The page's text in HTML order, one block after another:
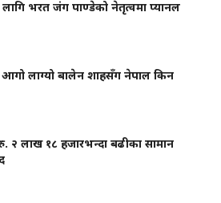
लागि भरत जंग पाण्डेको नेतृत्वमा प्यानल
आगो लाग्यो बालेन शाहसँग नेपाल किन
२ लाख १८ हजारभन्दा बढीका सामान